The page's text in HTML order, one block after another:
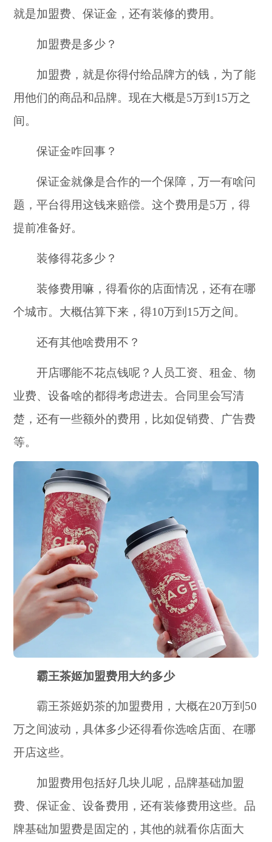
就是加盟费、保证金，还有装修的费用。
加盟费是多少？
加盟费，就是你得付给品牌方的钱，为了能
用他们的商品和品牌。现在大概是5万到15万之
间。
保证金咋回事？
保证金就像是合作的一个保障，万一有啥问
题，平台得用这钱来赔偿。这个费用是5万，得
提前准备好。
装修得花多少？
装修费用嘛，得看你的店面情况，还有在哪
个城市。大概估算下来，得10万到15万之间。
还有其他啥费用不？
开店哪能不花点钱呢？人员工资、租金、物
业费、设备啥的都得考虑进去。合同里会写清
楚，还有一些额外的费用，比如促销费、广告费
等。
霸王茶姬加盟费用大约多少
霸王茶姬奶茶的加盟费用，大概在20万到50
万之间波动，具体多少还得看你选啥店面、在哪
开店这些。
加盟费用包括好几块儿呢，品牌基础加盟
费、保证金、设备费用，还有装修费用这些。品
牌基础加盟费是固定的，其他的就看你店面大